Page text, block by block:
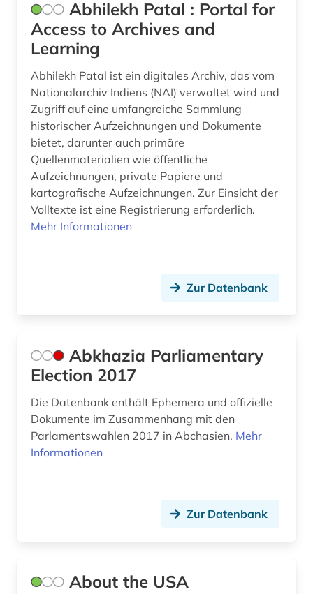
balkan (1)
barbosa (1)
bayerische staatsbibliothek (1)
bayern (8)
bayern. bayerisches staatsministerium der
finanzen (1)
bayern. bayerisches staatsministerium der
justiz (1)
beitrittsstaaten (1)
belarus (4)
belgien (4)
beruf (1)
Abhilekh Patal : Portal for
Access to Archives and
Learning
Abhilekh Patal ist ein digitales Archiv, das vom
Nationalarchiv Indiens (NAI) verwaltet wird und
Zugriff auf eine umfangreiche Sammlung
historischer Aufzeichnungen und Dokumente
bietet, darunter auch primäre
Quellenmaterialien wie öffentliche
Aufzeichnungen, private Papiere und
kartografische Aufzeichnungen. Zur Einsicht der
Volltexte ist eine Registrierung erforderlich.
Mehr Informationen
Zur Datenbank
Abkhazia Parliamentary
Election 2017
Die Datenbank enthält Ephemera und offizielle
Dokumente im Zusammenhang mit den
Parlamentswahlen 2017 in Abchasien. Mehr
Informationen
Zur Datenbank
About the USA